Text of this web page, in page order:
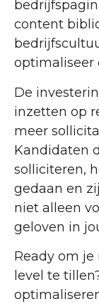
content
optimaliseer
De
inzetten op
meer
Kandidaten
solliciteren,
gedaan en
niet alleen
geloven in
Ready om
level te